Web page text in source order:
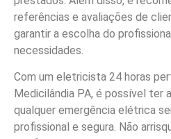
referências e avaliações de
garantir a escolha do
necessidades.
Com um eletricista 24 horas
Medicilândia PA, é possível ter
qualquer emergência elétrica
profissional e segura. Não